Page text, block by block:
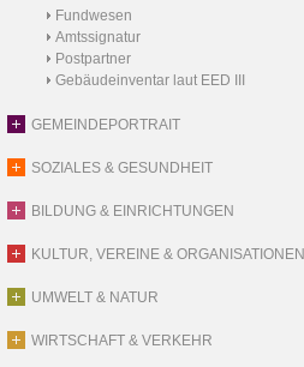
Fundwesen
Amtssignatur
Postpartner
Gebäudeinventar laut EED III
GEMEINDEPORTRAIT
SOZIALES & GESUNDHEIT
BILDUNG & EINRICHTUNGEN
KULTUR, VEREINE & ORGANISATIONEN
UMWELT & NATUR
WIRTSCHAFT & VERKEHR